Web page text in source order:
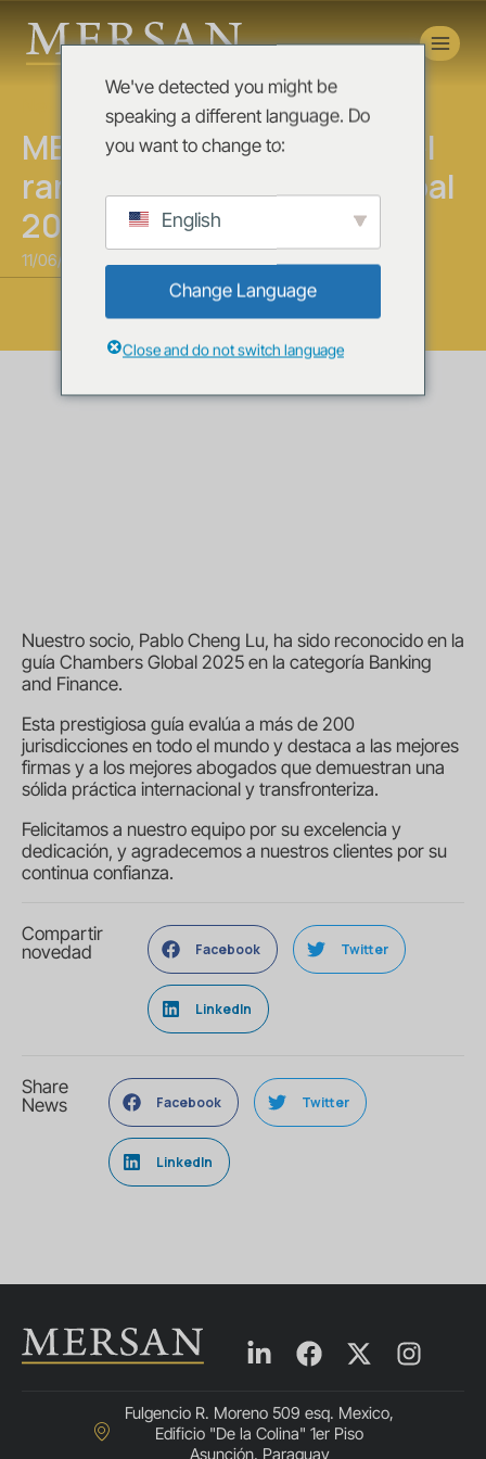
Novedades
MERSAN se posiciona en el
ranking de Chambers Global
2025 del área laboral
11/06/2025
Nuestro socio, Pablo Cheng Lu, ha sido reconocido en la
guía Chambers Global 2025 en la categoría Banking
and Finance.
Esta prestigiosa guía evalúa a más de 200
jurisdicciones en todo el mundo y destaca a las mejores
firmas y a los mejores abogados que demuestran una
sólida práctica internacional y transfronteriza.
Felicitamos a nuestro equipo por su excelencia y
dedicación, y agradecemos a nuestros clientes por su
continua confianza.
Compartir
novedad
Facebook Twitter
LinkedIn
Share
News
Facebook Twitter
LinkedIn
Fulgencio R. Moreno 509 esq. Mexico,
Edificio "De la Colina" 1er Piso
Asunción, Paraguay
We've detected you might be
speaking a different language. Do
you want to change to:
English
Change Language
Close and do not switch language